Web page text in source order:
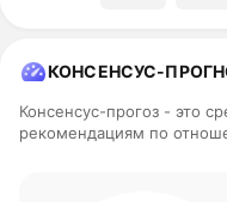
КОНСЕНСУС-
Консенсус-прогоз - это
рекомендациям по